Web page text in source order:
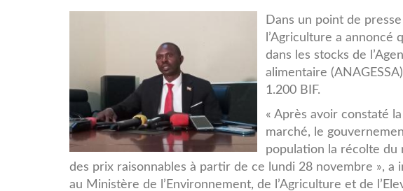
Screenshot_20221127-
133538_Gmail.jpg
Dans un point de
l’Agriculture a annoncé
dans les stocks de
alimentaire
1.200 BIF.
« Après avoir constaté
marché, le
population la récolte du
des prix raisonnables à partir de ce lundi 28 novembre »,
au Ministère de l’Environnement, de l’Agriculture et de